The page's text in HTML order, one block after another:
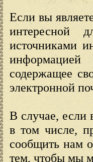
Если вы
интересной
источниками
содержащее
электронной
В случае, если
в том числе,
сообщить нам
тем, чтобы мы